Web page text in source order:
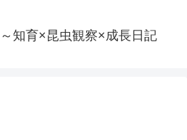
知育×昆虫観察×成長日記